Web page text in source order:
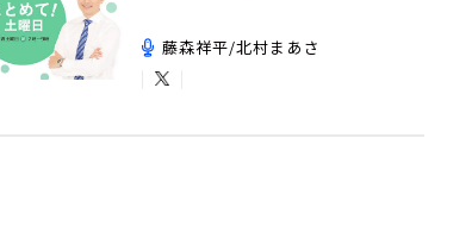
藤森祥平/北村まあさ